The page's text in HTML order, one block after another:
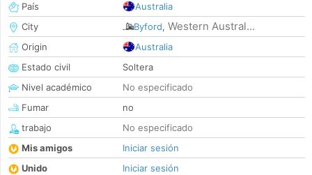
País
Australia
City
Byford, Western Austral...
Origin
Australia
Estado civil
Soltera
Nivel académico
No especificado
Fumar
no
trabajo
No especificado
Mis amigos
Iniciar sesión
Unido
Iniciar sesión